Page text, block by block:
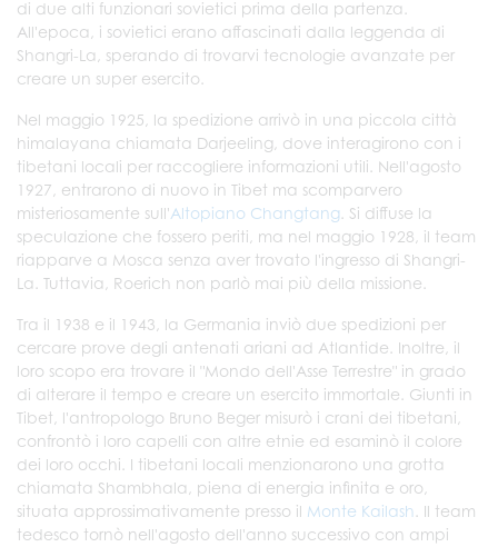
di due alti funzionari sovietici prima della partenza.
All'epoca, i sovietici erano affascinati dalla leggenda di
Shangri-La, sperando di trovarvi tecnologie avanzate per
creare un super esercito.
Nel maggio 1925, la spedizione arrivò in una piccola città
himalayana chiamata Darjeeling, dove interagirono con i
tibetani locali per raccogliere informazioni utili. Nell'agosto
1927, entrarono di nuovo in Tibet ma scomparvero
misteriosamente sull'Altopiano Changtang . Si diffuse la
speculazione che fossero periti, ma nel maggio 1928, il team
riapparve a Mosca senza aver trovato l'ingresso di Shangri-
La. Tuttavia, Roerich non parlò mai più della missione.
Tra il 1938 e il 1943, la Germania inviò due spedizioni per
cercare prove degli antenati ariani ad Atlantide. Inoltre, il
loro scopo era trovare il "Mondo dell'Asse Terrestre" in grado
di alterare il tempo e creare un esercito immortale. Giunti in
Tibet, l'antropologo Bruno Beger misurò i crani dei tibetani,
confrontò i loro capelli con altre etnie ed esaminò il colore
dei loro occhi. I tibetani locali menzionarono una grotta
chiamata Shambhala, piena di energia infinita e oro,
situata approssimativamente presso il Monte Kailash . Il team
tedesco tornò nell'agosto dell'anno successivo con ampi